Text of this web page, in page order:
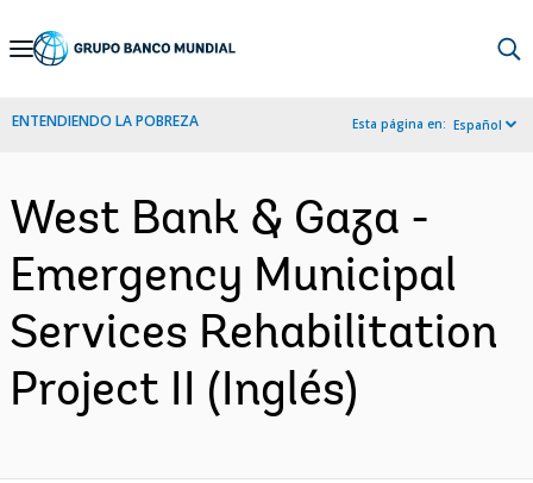
Skip
Navigation
ENTENDIENDO LA POBREZA Esta página en: Español
West Bank & Gaza -
Emergency Municipal
Services Rehabilitation
Project II (Inglés)